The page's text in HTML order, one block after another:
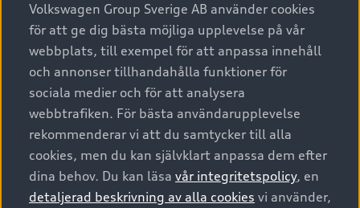
A6 modellerna
SUV
Avant
Audi Sport
Privatleasing
Nya bilar i lager
Begagnade bilar i lager
Audi approved :plus - så gott som nya
Finansiering
Audi exclusive
Provkörning
Service & tillbehör
Audi digital services
Originaltillbehör - köp online
Garantier
Försäkring
Digitala manualer för din Audi
Tjänstebil
Tjänstebil
Business lease online
Företagsleasing
Om Audi Sverige
Kontakta oss
Audi Återförsäljare/-serviceverkstad
© 2026 AUDI SVERIGE. All Rights Reserved.
Volkswagen Group Sverige AB använder cookies
för att ge dig bästa möjliga upplevelse på vår
webbplats, till exempel för att anpassa innehåll
och annonser tillhandahålla funktioner för
sociala medier och för att analysera
webbtrafiken. För bästa användarupplevelse
rekommenderar vi att du samtycker till alla
cookies, men du kan självklart anpassa dem efter
dina behov. Du kan läsa vår integritetspolicy, en
detaljerad beskrivning av alla cookies vi använder,